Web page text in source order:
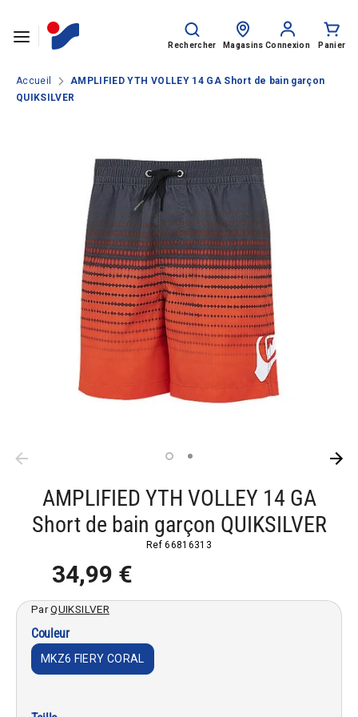
Rechercher
Recherche
Rechercher
sur
Magasins Connexion Panier
SPORTS
Rentrée des classes
NOS CATALOGUES
CLUBS ET COLLECTIVITÉS
Accueil
AMPLIFIED YTH VOLLEY 14 GA Short de bain garçon
QUIKSILVER
AMPLIFIED YTH VOLLEY 14 GA
Short de bain garçon QUIKSILVER
Ref66816313
34,99 €
ParQUIKSILVER
Couleur
MKZ6 FIERY CORAL